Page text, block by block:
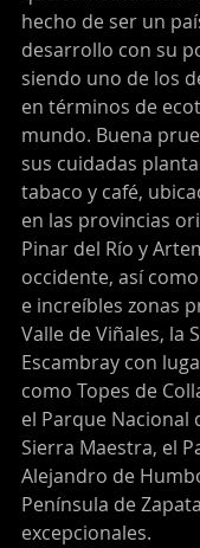
hecho de ser un
desarrollo con su
siendo uno de los
en términos de
mundo. Buena
sus cuidadas
tabaco y café,
en las provincias
Pinar del Río y
occidente, así
e increíbles zonas
Valle de Viñales, la
Escambray con
como Topes de
el Parque Nacional
Sierra Maestra, el
Alejandro de
Península de
excepcionales.